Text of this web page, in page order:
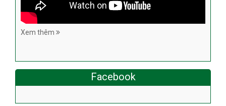
Xem thêm
Facebook